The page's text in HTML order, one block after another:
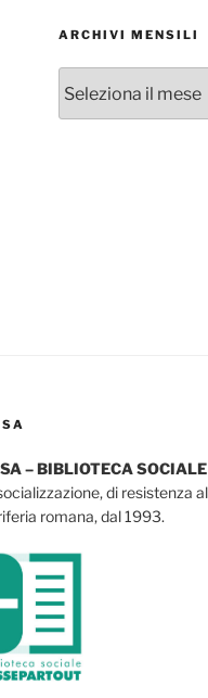
ARCHIVI MENSILI
mensili
– BIBLIOTECA
di resistenza
romana, dal 1993.